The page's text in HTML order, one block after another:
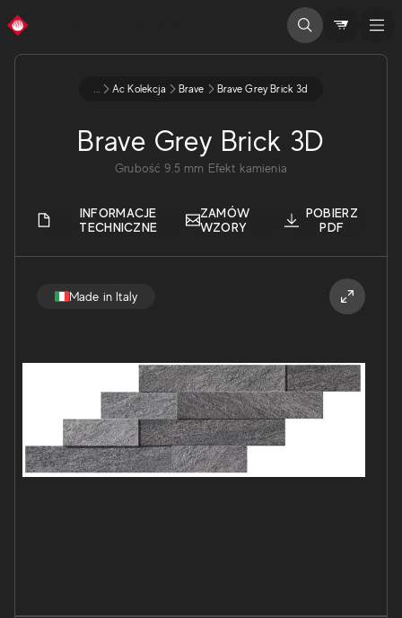
Made in Italy
... Ac Kolekcja Brave Brave Grey Brick 3d
Brave Grey Brick 3D
Grubość 9.5mm Efekt kamienia
INFORMACJE
TECHNICZNE
ZAMÓW
WZORY
POBIERZ
PDF